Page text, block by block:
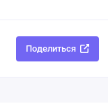
Поделиться